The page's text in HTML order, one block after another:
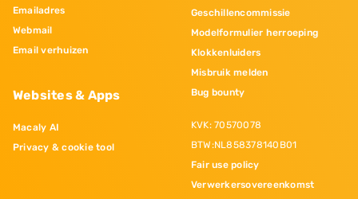
Emailadres
Webmail
Email verhuizen
Websites & Apps
Macaly AI
Privacy & cookie tool
Geschillencommissie
Modelformulier herroeping
Klokkenluiders
Misbruik melden
Bug bounty
KVK: 70570078
BTW:NL858378140B01
Fair use policy
Verwerkersovereenkomst